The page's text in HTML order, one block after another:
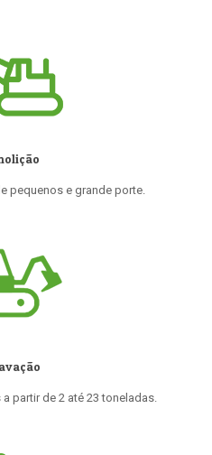
pequenos e grande porte.
partir de 2 até 23 toneladas.